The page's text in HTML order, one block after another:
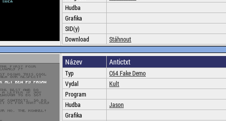
Hudba
Grafika
SID(y)
Download
Stáhnout
Název Antictxt
Typ
C64 Fake Demo
Vydal
Kult
Program
Hudba
Jason
Grafika